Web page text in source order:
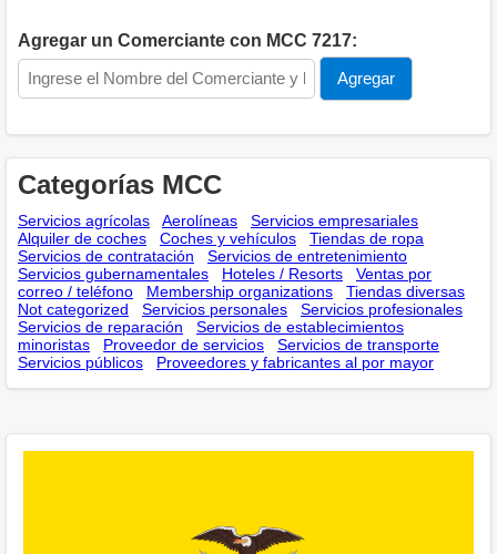
Agregar un Comerciante con MCC 7217:
Categorías MCC
Servicios agrícolas Aerolíneas
Servicios empresariales
Alquiler de coches
Coches y vehículos
Tiendas de ropa
Servicios de contratación
Servicios de entretenimiento
Servicios gubernamentales
Hoteles / Resorts
Ventas por
correo / teléfono
Membership оrganizations
Tiendas diversas
Not categorized
Servicios personales
Servicios profesionales
Servicios de reparación
Servicios de establecimientos
minoristas
Proveedor de servicios
Servicios de transporte
Servicios públicos
Proveedores y fabricantes al por mayor